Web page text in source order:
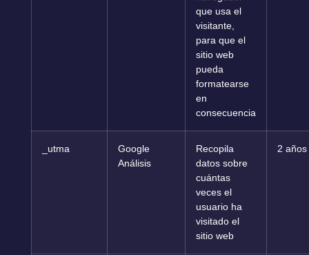
que usa el
visitante,
para que el
sitio web
pueda
formatearse
en
consecuencia
_utma
Google
Análisis
Recopila
datos sobre
cuántas
veces el
usuario ha
visitado el
sitio web
2 años